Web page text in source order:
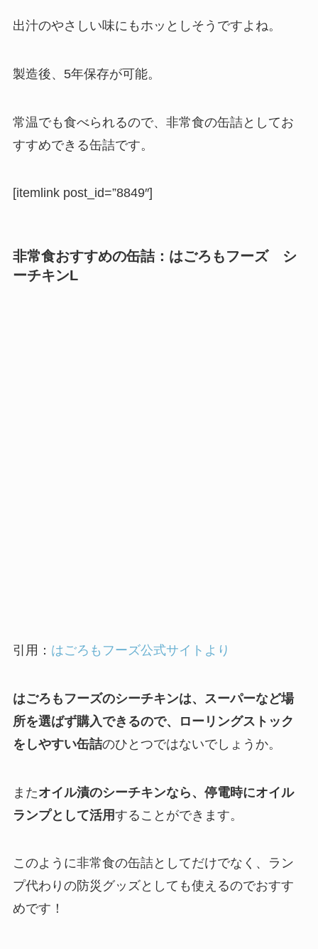
出汁のやさしい味にもホッとしそうですよね。
製造後、5年保存が可能。
常温でも食べられるので、非常食の缶詰としてお
すすめできる缶詰です。
[itemlink post_id=”8849″]
非常食おすすめの缶詰： はごろもフーズ
シ
ーチキンL
引用： はごろもフーズ公式サイトより
はごろもフーズのシーチキンは、スーパーなど場
所を選ばず購入できるので、ローリングストック
をしやすい缶詰のひとつではないでしょうか。
またオイル漬のシーチキンなら、停電時にオイル
ランプとして活用することができます。
このように非常食の缶詰としてだけでなく、ラン
プ代わりの防災グッズとしても使えるのでおすす
めです！